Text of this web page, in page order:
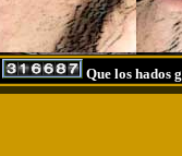
Que los hados